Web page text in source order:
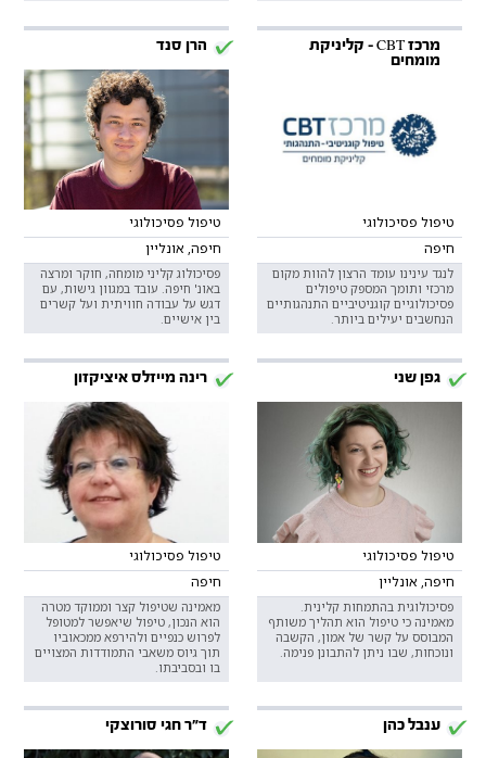
מרכז CBT - קליניקת
מומחים
טיפול פסיכולוגי
חיפה
לנגד עינינו עומד הרצון להוות מקום
מרכזי ותומך המספק טיפולים
פסיכולוגיים קוגניטיביים התנהגותיים
הנחשבים יעילים ביותר.
הרן סנד
טיפול פסיכולוגי
חיפה, אונליין
פסיכולוג קליני מומחה, חוקר ומרצה
באונ' חיפה. עובד במגוון גישות, עם
דגש על עבודה חוויתית ועל קשרים
בין אישיים.
גפן שני
טיפול פסיכולוגי
חיפה, אונליין
פסיכולוגית בהתמחות קלינית.
מאמינה כי טיפול הוא תהליך משותף
המבוסס על קשר של אמון, הקשבה
ונוכחות, שבו ניתן להתבונן פנימה.
רינה מייזלס איציקזון
טיפול פסיכולוגי
חיפה
מאמינה שטיפול קצר וממוקד מטרה
הוא הנכון, טיפול שיאפשר למטופל
לפרוש כנפיים ולהירפא ממכאוביו
תוך גיוס משאבי התמודדות המצויים
בו ובסביבתו.
ענבל כהן ד"ר חגי סורוצקי